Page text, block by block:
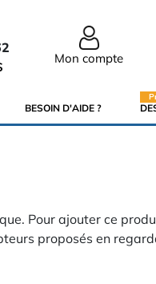
Mon compte
BESOIN D'AIDE ?
Pour ajouter ce
proposés en